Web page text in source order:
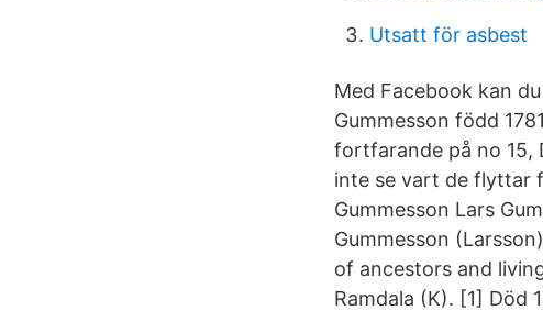
Utsatt för asbest
Med Facebook kan
Gummesson född
fortfarande på no 15,
inte se vart de flyttar
Gummesson Lars
Gummesson
of ancestors and
Ramdala (K). [1] Död